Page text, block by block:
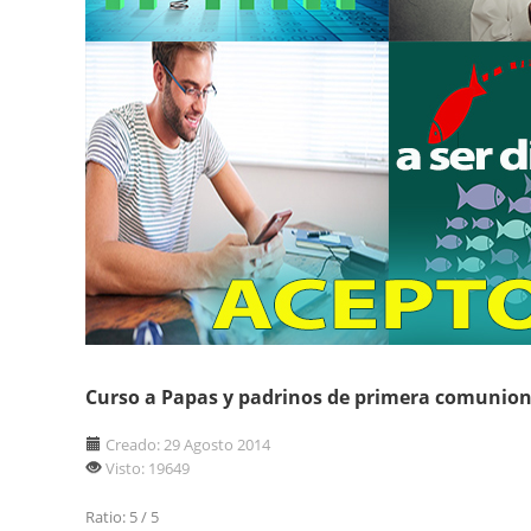
Curso a Papas y padrinos de primera comunion
Creado: 29 Agosto 2014
Visto: 19649
Ratio: 5/ 5